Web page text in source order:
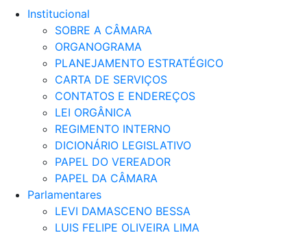
Institucional
SOBRE A CÂMARA
ORGANOGRAMA
PLANEJAMENTO ESTRATÉGICO
CARTA DE SERVIÇOS
CONTATOS E ENDEREÇOS
LEI ORGÂNICA
REGIMENTO INTERNO
DICIONÁRIO LEGISLATIVO
PAPEL DO VEREADOR
PAPEL DA CÂMARA
Parlamentares
LEVI DAMASCENO BESSA
LUIS FELIPE OLIVEIRA LIMA